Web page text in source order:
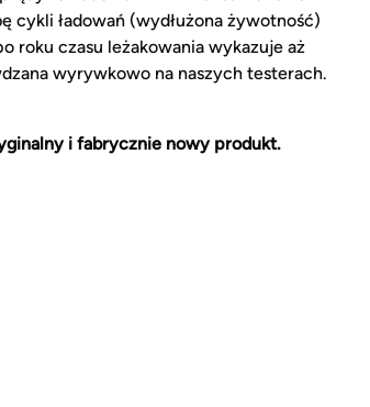
cykli ładowań (wydłużona żywotność)
roku czasu leżakowania wykazuje aż
wyrywkowo na naszych testerach.
i fabrycznie nowy produkt.